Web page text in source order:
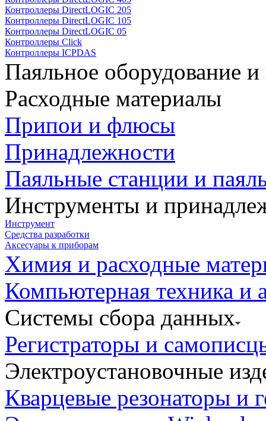
Контроллеры DirectLOGIC 205
Контроллеры DirectLOGIC 105
Контроллеры DirectLOGIC 05
Контроллеры Click
Контроллеры ICPDAS
Паяльное оборудование
Расходные материалы
Припои и флюсы
Принадлежности
Паяльные станции и
Инструменты и
Инструмент
Средства разработки
Аксесуары к приборам
Химия и расходные
Компьютерная техника и
Системы сбора данных
Регистраторы и
Электроустановочные
Кварцевые резонаторы и